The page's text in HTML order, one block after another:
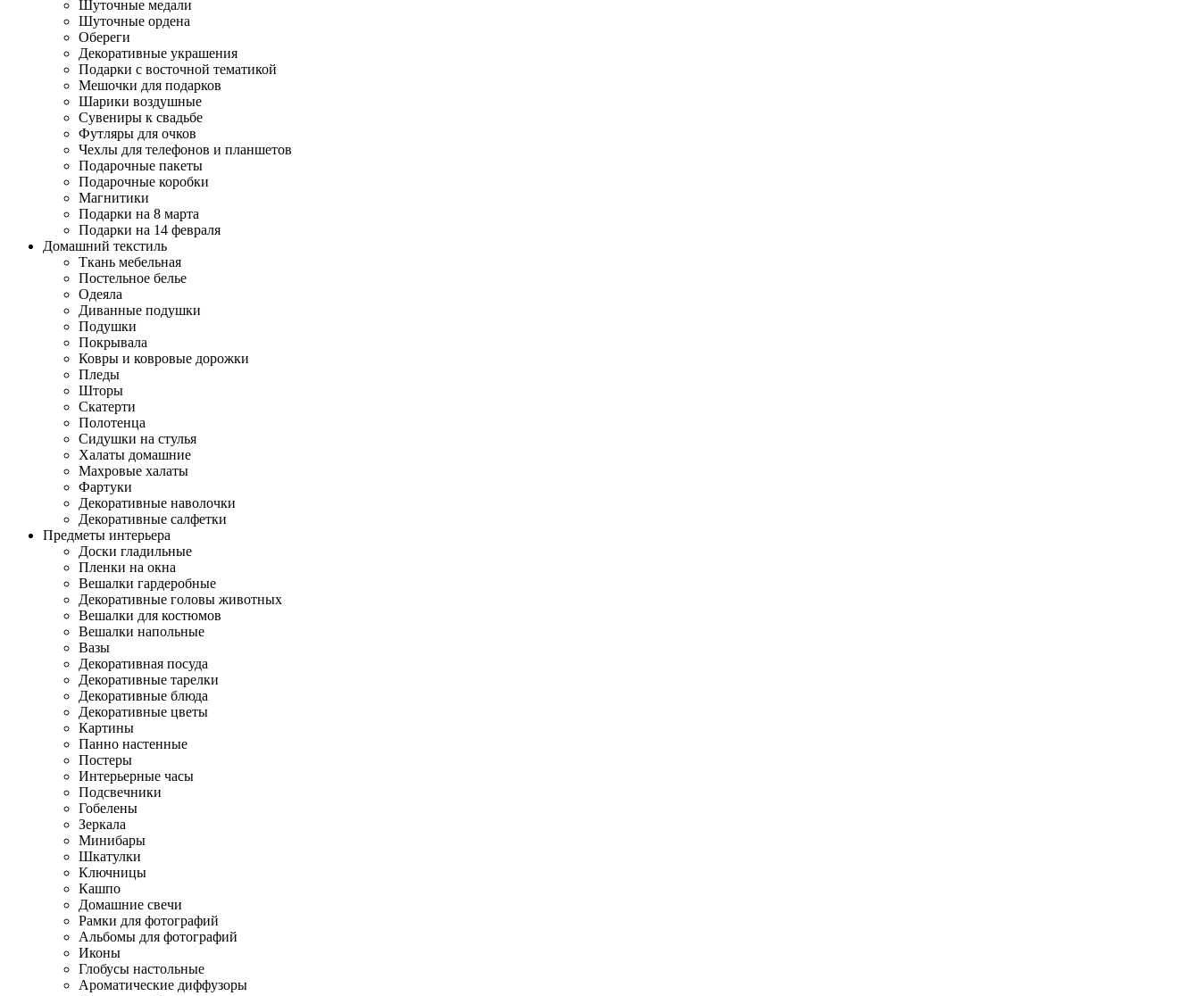
Шуточные медали
Шуточные ордена
Обереги
Декоративные украшения
Подарки с восточной тематикой
Мешочки для подарков
Шарики воздушные
Сувениры к свадьбе
Футляры для очков
Чехлы для телефонов и планшетов
Подарочные пакеты
Подарочные коробки
Магнитики
Подарки на 8 марта
Подарки на 14 февраля
Домашний текстиль
Ткань мебельная
Постельное белье
Одеяла
Диванные подушки
Подушки
Покрывала
Ковры и ковровые дорожки
Пледы
Шторы
Скатерти
Полотенца
Сидушки на стулья
Халаты домашние
Махровые халаты
Фартуки
Декоративные наволочки
Декоративные салфетки
Предметы интерьера
Доски гладильные
Пленки на окна
Вешалки гардеробные
Декоративные головы животных
Вешалки для костюмов
Вешалки напольные
Вазы
Декоративная посуда
Декоративные тарелки
Декоративные блюда
Декоративные цветы
Картины
Панно настенные
Постеры
Интерьерные часы
Подсвечники
Гобелены
Зеркала
Минибары
Шкатулки
Ключницы
Кашпо
Домашние свечи
Рамки для фотографий
Альбомы для фотографий
Иконы
Глобусы настольные
Ароматические диффузоры